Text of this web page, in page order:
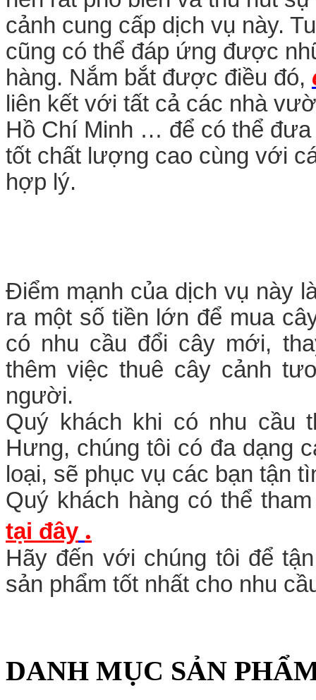
cảnh cung cấp dịch vụ này.
cũng có thể đáp ứng được
hàng. Nắm bắt được điều đó,
liên kết với tất cả các nhà
Hồ Chí Minh … để có thể
tốt chất lượng cao cùng với
hợp lý.
Điểm mạnh của dịch vụ này
ra một số tiền lớn để mua
có nhu cầu đổi cây mới,
thêm việc thuê cây cảnh
người.
Quý khách khi có nhu cầu
Hưng, chúng tôi có đa dạng
loại, sẽ phục vụ các bạn tận
Quý khách hàng có thể
tại đây .
Hãy đến với chúng tôi để
sản phẩm tốt nhất cho nhu
DANH MỤC SẢN